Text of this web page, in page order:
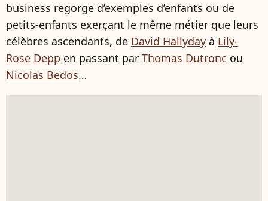
business regorge d’exemples d’enfants ou de
petits-enfants exerçant le même métier que leurs
célèbres ascendants, de David Hallyday à Lily-
Rose Depp en passant par Thomas Dutronc ou
Nicolas Bedos…